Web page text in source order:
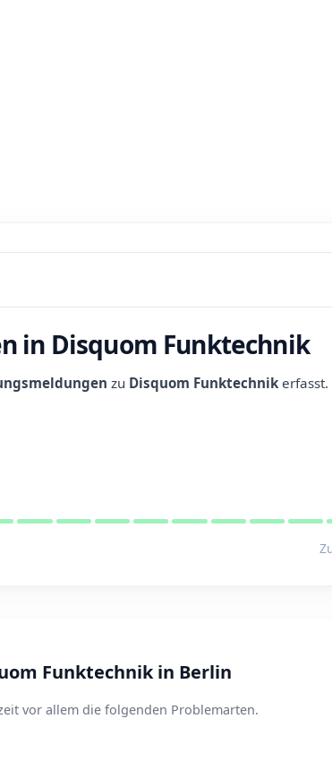
in Disquom Funktechnik
zu Disquom Funktechnikerfasst.
Funktechnik in Berlin
vor allem die folgenden Problemarten.